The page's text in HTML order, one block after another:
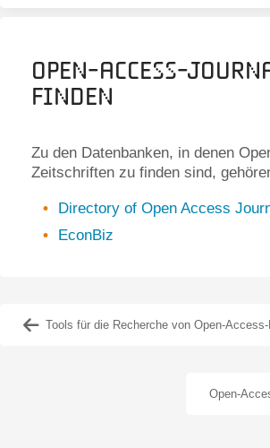
Open-Access-
finden
Zu den Datenbanken, in denen
Zeitschriften zu finden sind,
Directory of Open Access
EconBiz
Tools für die Recherche von Open-
Open-